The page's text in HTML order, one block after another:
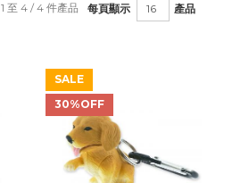
每頁顯示 產品
1 至 4 / 4 件產品
SALE
30%OFF